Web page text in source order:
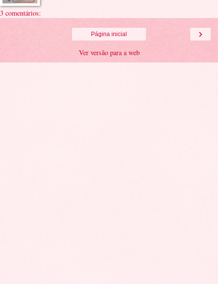
3 comentários:
›
Página inicial
Ver versão para a web